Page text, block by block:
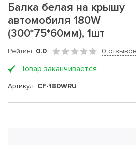
Балка белая на крышу
автомобиля 180W
(300*75*60мм), 1шт
Рейтинг 0.0 0 отзывов
Товар заканчивается
Артикул: CF-180WRU